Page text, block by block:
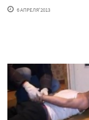
6 АПРЕЛЯ'2013